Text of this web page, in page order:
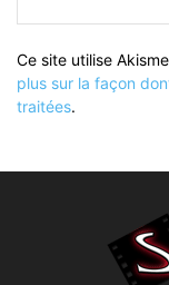
Ce site utilise
plus sur la façon
traitées.